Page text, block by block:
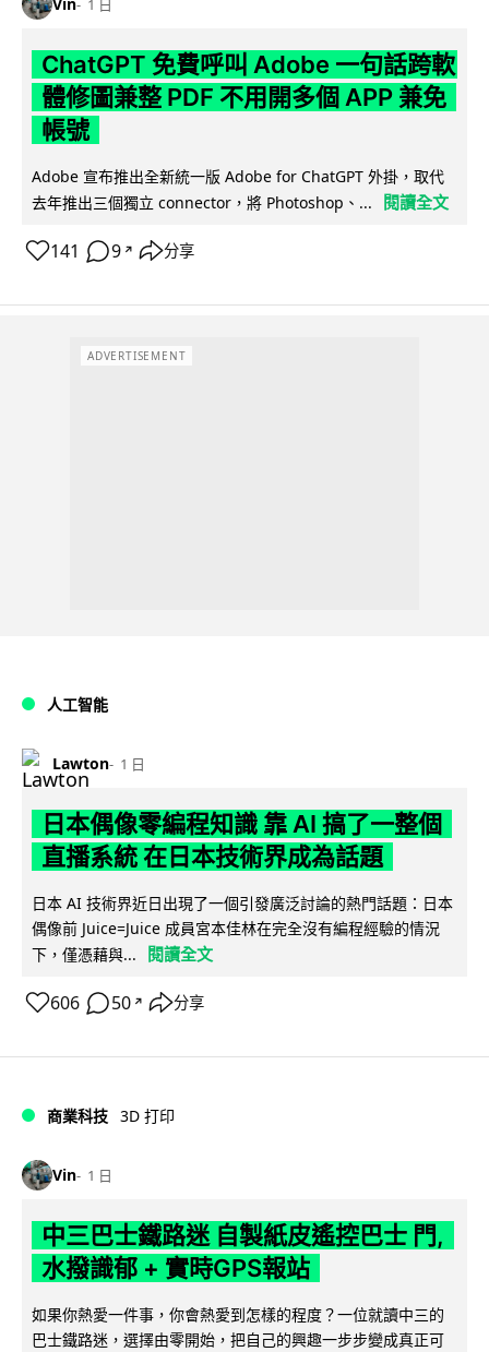
1 日
ChatGPT 免費呼叫 Adobe 一句話跨軟
體修圖兼整 PDF 不用開多個 APP 兼免
帳號
Adobe 宣布推出全新統一版 Adobe for ChatGPT 外掛，取代
去年推出三個獨立 connector，將 Photoshop、...
閱讀全文
141 9 ↗ 分享
ADVERTISEMENT
人工智能
Lawton 1 日
日本偶像零編程知識 靠 AI 搞了一整個
直播系統 在日本技術界成為話題
日本 AI 技術界近日出現了一個引發廣泛討論的熱門話題：日本
偶像前 Juice=Juice 成員宮本佳林在完全沒有編程經驗的情況
下，僅憑藉與...
閱讀全文
606 50 ↗ 分享
商業科技 3D 打印
Vin 1 日
中三巴士鐵路迷 自製紙皮遙控巴士 門,
水撥識郁 + 實時GPS報站
如果你熱愛一件事，你會熱愛到怎樣的程度？一位就讀中三的
巴士鐵路迷，選擇由零開始，把自己的興趣一步步變成真正可